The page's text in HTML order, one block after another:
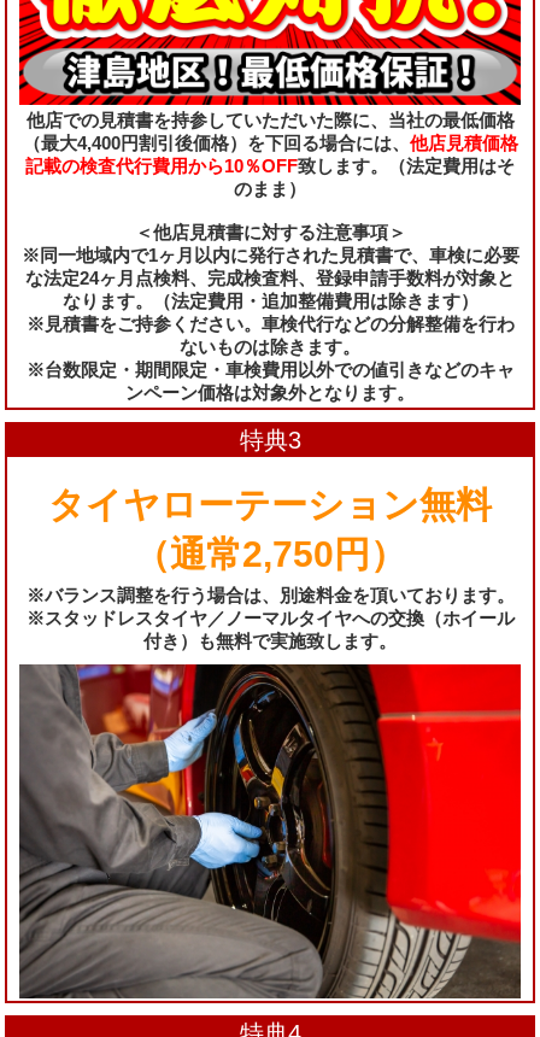
他店での見積書を持参していただいた際に、当社の最低価格
（最大4,400円割引後価格）を下回る場合には、 他店見積価格
記載の検査代行費用から10％OFF致します。（法定費用はそ
のまま）
＜他店見積書に対する注意事項＞
※同一地域内で1ヶ月以内に発行された見積書で、車検に必要
な法定24ヶ月点検料、完成検査料、登録申請手数料が対象と
なります。（法定費用・追加整備費用は除きます）
※見積書をご持参ください。車検代行などの分解整備を行わ
ないものは除きます。
※台数限定・期間限定・車検費用以外での値引きなどのキャ
ンペーン価格は対象外となります。
特典3
タイヤローテーション無料
（通常2,750円）
※バランス調整を行う場合は、別途料金を頂いております。
※スタッドレスタイヤ／ノーマルタイヤへの交換（ホイール
付き）も無料で実施致します。